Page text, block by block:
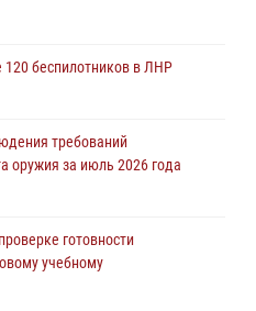
беспилотников в ЛНР
требований
оружия за июль 2026 года
готовности
учебному